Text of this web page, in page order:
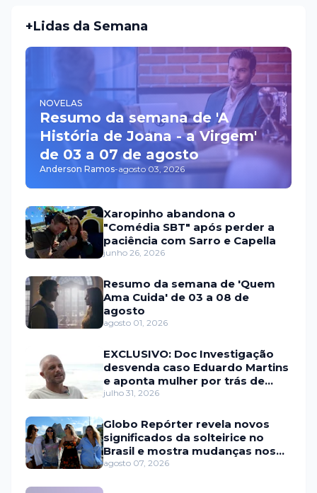
+Lidas da Semana
NOVELAS
Resumo da semana de 'A
História de Joana - a Virgem'
de 03 a 07 de agosto
Anderson Ramos-agosto 03, 2026
Xaropinho abandona o
"Comédia SBT" após perder a
paciência com Sarro e Capella
junho 26, 2026
Resumo da semana de 'Quem
Ama Cuida' de 03 a 08 de
agosto
agosto 01, 2026
EXCLUSIVO: Doc Investigação
desvenda caso Eduardo Martins
e aponta mulher por trás de
fraude internacional
julho 31, 2026
Globo Repórter revela novos
significados da solteirice no
Brasil e mostra mudanças nos
relacionamentos
agosto 07, 2026